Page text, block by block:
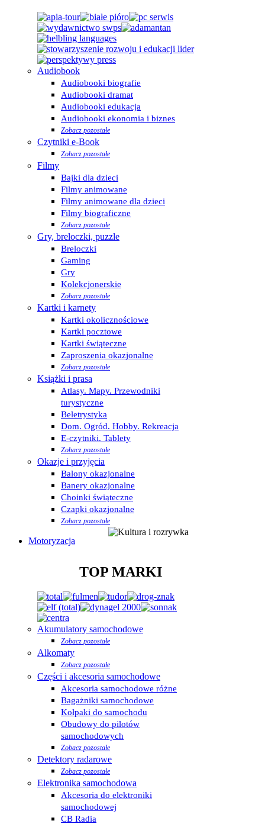
Audiobook
Audiobooki biografie
Audiobooki dramat
Audiobooki edukacja
Audiobooki ekonomia i biznes
Zobacz pozostałe
Czytniki e-Book
Zobacz pozostałe
Filmy
Bajki dla dzieci
Filmy animowane
Filmy animowane dla dzieci
Filmy biograficzne
Zobacz pozostałe
Gry, breloczki, puzzle
Breloczki
Gaming
Gry
Kolekcjonerskie
Zobacz pozostałe
Kartki i karnety
Kartki okolicznościowe
Kartki pocztowe
Kartki świąteczne
Zaproszenia okazjonalne
Zobacz pozostałe
Książki i prasa
Atlasy. Mapy. Przewodniki
turystyczne
Beletrystyka
Dom. Ogród. Hobby. Rekreacja
E-czytniki. Tablety
Zobacz pozostałe
Okazje i przyjęcia
Balony okazjonalne
Banery okazjonalne
Choinki świąteczne
Czapki okazjonalne
Zobacz pozostałe
Motoryzacja
TOP MARKI
Akumulatory samochodowe
Zobacz pozostałe
Alkomaty
Zobacz pozostałe
Części i akcesoria samochodowe
Akcesoria samochodowe różne
Bagażniki samochodowe
Kołpaki do samochodu
Obudowy do pilotów
samochodowych
Zobacz pozostałe
Detektory radarowe
Zobacz pozostałe
Elektronika samochodowa
Akcesoria do elektroniki
samochodowej
CB Radia